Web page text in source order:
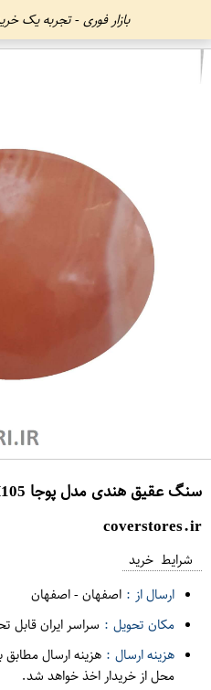
بازار فوری - تجربه یک
سنگ عقیق هندی مدل پوجا BKH105
coverstores.ir
شرایط خرید
ارسال از : اصفهان-اصفهان
مکان تحویل : سراسر ایران قابل
هزینه ارسال : هزینه ارسال
محل از خریدار اخذ خواهد شد.